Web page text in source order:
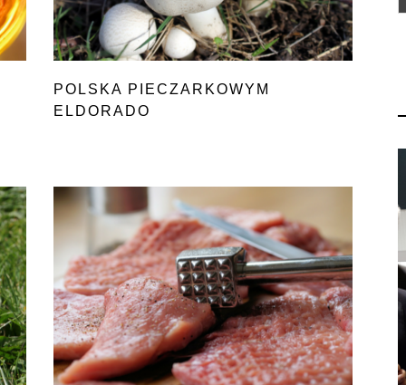
POLSKA PIECZARKOWYM
ELDORADO